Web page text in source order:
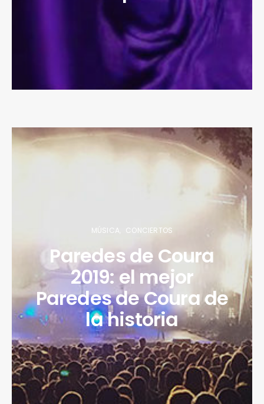
MÚSICA CONCIERTOS
Paredes de Coura
2019: el mejor
Paredes de Coura de
la historia